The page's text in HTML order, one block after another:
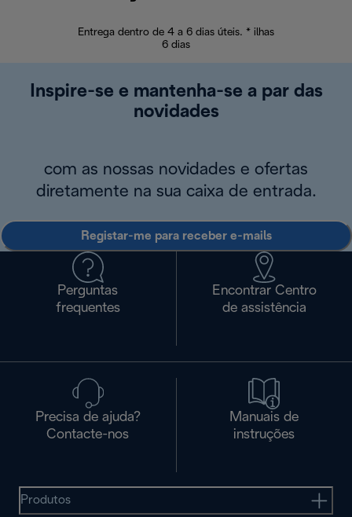
Entrega dentro de 4 a 6 dias úteis. * ilhas
6 dias
Inspire-se e mantenha-se a par das
novidades
com as nossas novidades e ofertas
diretamente na sua caixa de entrada.
Registar-me para receber e-mails
Perguntas
frequentes
Encontrar Centro
de assistência
Precisa de ajuda?
Contacte-nos
Manuais de
instruções
Produtos